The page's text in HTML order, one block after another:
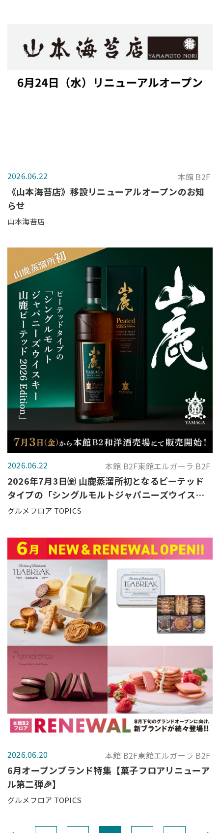
2026.06.22 本館 B2F
《山本海苔店》移設リニューアルオープンのお知
らせ
山本海苔店
2026.06.22 本館 B2F東館エルガーラ B2F
2026年7月3日㈮ 山鹿蒸溜所初となるピーテッド
タイプの「シングルモルトジャパニーズウイスキ
ー 山鹿ピーテッド 2026 Edition」 大丸福岡天神
グルメフロア TOPICS
2026.06.20 本館 B2F東館エルガーラ B2F
6月オープンブランド特集【菓子フロアリニューア
ル第二弾🎉】
グルメフロア TOPICS